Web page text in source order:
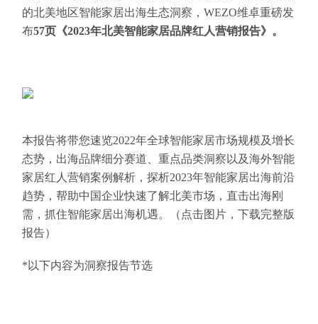
的北美地区智能家居出海生态洞察，WEZO维卓重磅发
布57页《2023年北美智能家居品牌红人营销报告》。
本报告将带您速览2022年全球智能家居市场规模及增长
态势，出海品牌细分赛道、重点品类洞察以及海外智能
家居红人营销案例解析，探析2023年智能家居出海前沿
趋势，帮助中国企业快速了解北美市场，直击出海刚
需，抓住智能家居出海机遇。（点击图片，下载完整版
报告）
*以下内容为洞察报告节选